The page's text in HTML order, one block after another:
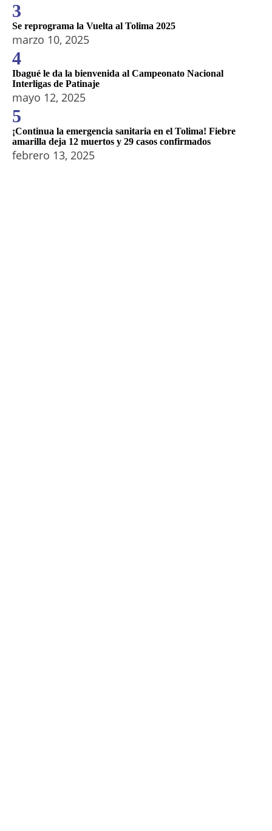
3
Se reprograma la Vuelta al Tolima 2025
marzo 10, 2025
4
Ibagué le da la bienvenida al Campeonato Nacional
Interligas de Patinaje
mayo 12, 2025
5
¡Continua la emergencia sanitaria en el Tolima! Fiebre
amarilla deja 12 muertos y 29 casos confirmados
febrero 13, 2025